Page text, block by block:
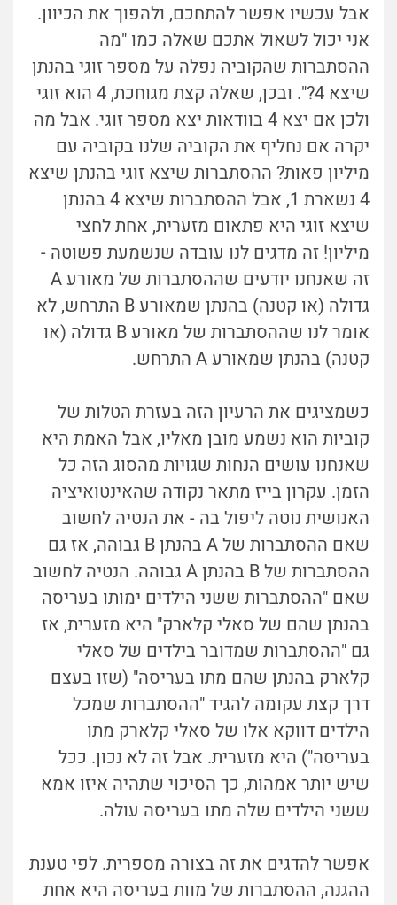
אבל עכשיו אפשר להתחכם, ולהפוך את הכיוון.
אני יכול לשאול אתכם שאלה כמו "מה
ההסתברות שהקוביה נפלה על מספר זוגי בהנתן
שיצא 4?". ובכן, שאלה קצת מגוחכת, 4 הוא זוגי
ולכן אם יצא 4 בוודאות יצא מספר זוגי. אבל מה
יקרה אם נחליף את הקוביה שלנו בקוביה עם
מיליון פאות? ההסתברות שיצא זוגי בהנתן שיצא
4 נשארת 1, אבל ההסתברות שיצא 4 בהנתן
שיצא זוגי היא פתאום מזערית, אחת לחצי
מיליון! זה מדגים לנו עובדה שנשמעת פשוטה -
זה שאנחנו יודעים שההסתברות של מאורע A
גדולה (או קטנה) בהנתן שמאורע B התרחש, לא
אומר לנו שההסתברות של מאורע B גדולה (או
קטנה) בהנתן שמאורע A התרחש.
כשמציגים את הרעיון הזה בעזרת הטלות של
קוביות הוא נשמע מובן מאליו, אבל האמת היא
שאנחנו עושים הנחות שגויות מהסוג הזה כל
הזמן. עקרון בייז מתאר נקודה שהאינטואיציה
האנושית נוטה ליפול בה - את הנטיה לחשוב
שאם ההסתברות של A בהנתן B גבוהה, אז גם
ההסתברות של B בהנתן A גבוהה. הנטיה לחשוב
שאם "ההסתברות ששני הילדים ימותו בעריסה
בהנתן שהם של סאלי קלארק" היא מזערית, אז
גם "ההסתברות שמדובר בילדים של סאלי
קלארק בהנתן שהם מתו בעריסה" (שזו בעצם
דרך קצת עקומה להגיד "ההסתברות שמכל
הילדים דווקא אלו של סאלי קלארק מתו
בעריסה") היא מזערית. אבל זה לא נכון. ככל
שיש יותר אמהות, כך הסיכוי שתהיה איזו אמא
ששני הילדים שלה מתו בעריסה עולה.
אפשר להדגים את זה בצורה מספרית. לפי טענת
ההגנה, ההסתברות של מוות בעריסה היא אחת